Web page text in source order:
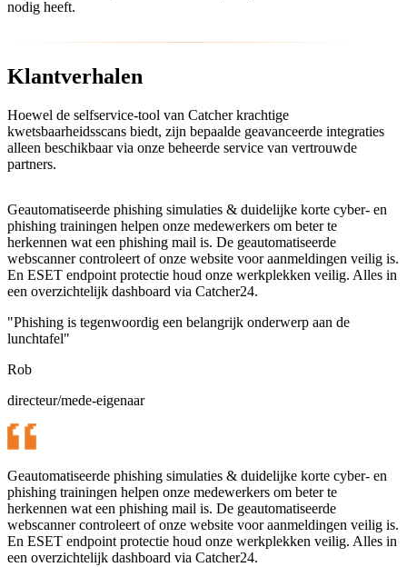
nodig heeft.
Klantverhalen
Hoewel de selfservice-tool van Catcher krachtige
kwetsbaarheidsscans biedt, zijn bepaalde geavanceerde integraties
alleen beschikbaar via onze beheerde service van vertrouwde
partners.
Geautomatiseerde phishing simulaties ​& duidelijke korte cyber- en
phishing trainingen helpen onze medewerkers om beter te
herkennen wat een phishing mail is. De geautomatiseerde
webscanner controleert of onze website voor aanmeldingen veilig is.
En ESET endpoint protectie houd onze werkplekken veilig. Alles in
een overzichtelijk dashboard via Catcher24.
"Phishing is tegenwoordig een belangrijk onderwerp​ aan de
lunchtafel"
Rob
directeur/mede-eigenaar​
Geautomatiseerde phishing simulaties ​& duidelijke korte cyber- en
phishing trainingen helpen onze medewerkers om beter te
herkennen wat een phishing mail is. De geautomatiseerde
webscanner controleert of onze website voor aanmeldingen veilig is.
En ESET endpoint protectie houd onze werkplekken veilig. Alles in
een overzichtelijk dashboard via Catcher24.